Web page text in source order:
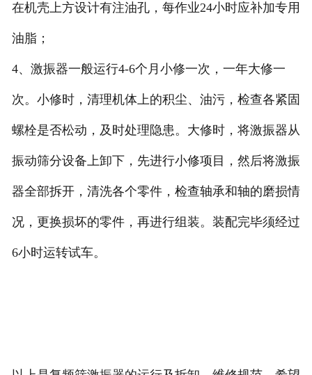
在机壳上方设计有注油孔，每作业24小时应补加专用
油脂；
4、激振器一般运行4-6个月小修一次，一年大修一
次。小修时，清理机体上的积尘、油污，检查各紧固
螺栓是否松动，及时处理隐患。大修时，将激振器从
振动筛分设备上卸下，先进行小修项目，然后将激振
器全部拆开，清洗各个零件，检查轴承和轴的磨损情
况，更换损坏的零件，再进行组装。装配完毕须经过
6小时运转试车。